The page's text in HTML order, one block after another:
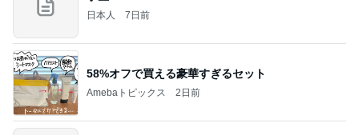
日本人 7日前
58%オフで買える豪華すぎるセット
Amebaトピックス 2日前